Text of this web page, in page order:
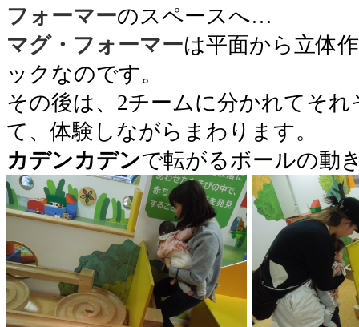
フォーマーのスペースへ…
マグ・フォーマーは平面から立体
ックなのです。
その後は、2チームに分かれてそ
て、体験しながらまわります。
カデンカデンで転がるボールの動